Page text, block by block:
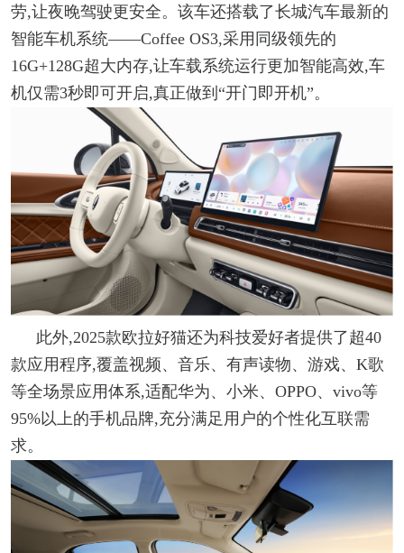
劳,让夜晚驾驶更安全。该车还搭载了长城汽车最新的
智能车机系统——Coffee OS3,采用同级领先的
16G+128G超大内存,让车载系统运行更加智能高效,车
机仅需3秒即可开启,真正做到“开门即开机”。
此外,2025款欧拉好猫还为科技爱好者提供了超40
款应用程序,覆盖视频、音乐、有声读物、游戏、K歌
等全场景应用体系,适配华为、小米、OPPO、vivo等
95%以上的手机品牌,充分满足用户的个性化互联需
求。